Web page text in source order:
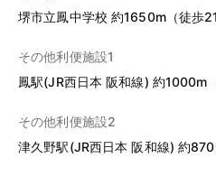
堺市立鳳中学校 約1650m（徒歩21
その他利便施設1
鳳駅(JR西日本 阪和線) 約1000m
その他利便施設2
津久野駅(JR西日本 阪和線) 約